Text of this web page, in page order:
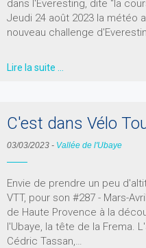
dans l'Everesting, dite "la
Jeudi 24 août 2023 la météo
nouveau challenge
Lire la suite …
C'est dans Vélo
03/03/2023 - Vallée de l'Ubaye
Envie de prendre un peu
VTT, pour son #287 - Mars-
de Haute Provence à la
l'Ubaye, la tête de la Frema.
Cédric Tassan,…